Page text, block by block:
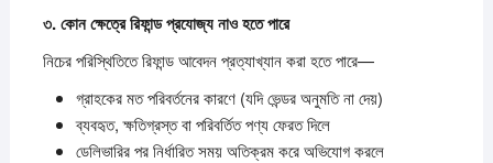
৩.কোনক্ষেত্রেরিফান্ডপ্রযোজ্যনাওহতেপারে
নিচের পরিস্থিতিতে রিফান্ড আবেদন প্রত্যাখ্যান করা হতে পারে—
গ্রাহকের মত পরিবর্তনের কারণে (যদি ভেন্ডর অনুমতি না দেয়)
ব্যবহৃত, ক্ষতিগ্রস্ত বা পরিবর্তিত পণ্য ফেরত দিলে
ডেলিভারির পর নির্ধারিত সময় অতিক্রম করে অভিযোগ করলে